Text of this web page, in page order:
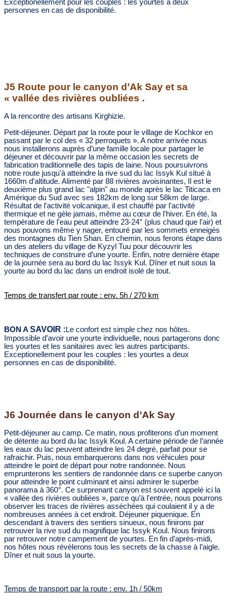
Exceptionellement pour les couples : les yourtes a deux
personnes en cas de disponibilité.
J5 Route pour le canyon d’Ak Say et sa
« vallée des rivières oubliées .
A la rencontre des artisans Kirghizie.
Petit-déjeuner. Départ par la route pour le village de Kochkor en
passant par le col des « 32 perroquets ». A notre arrivée nous
nous installerons auprès d’une famille locale pour partager le
déjeuner et découvrir par la même occasion les secrets de
fabrication traditionnelle des tapis de laine. Nous poursuivrons
notre route jusqu'à atteindre la rive sud du lac Issyk Kul situé à
1660m d'altitude. Alimenté par 88 rivières avoisinantes, Il est le
deuxième plus grand lac "alpin" au monde après le lac Titicaca en
Amérique du Sud avec ses 182km de long sur 58km de large.
Résultat de l'activité volcanique, il est chauffé par l'activité
thermique et ne gèle jamais, même au cœur de l'hiver. En été, la
température de l'eau peut atteindre 23-24° (plus chaud que l'air) et
nous pouvons même y nager, entouré par les sommets enneigés
des montagnes du Tien Shan. En chemin, nous ferons étape dans
un des ateliers du village de Kyzyl Tuu pour découvrir les
techniques de construire d’une yourte. Enfin, notre dernière étape
de la journée sera au bord du lac Issyk Kul. Dîner et nuit sous la
yourte au bord du lac dans un endroit isolé de tout.
Temps de transfert par route : env. 5h / 270 km
BON A SAVOIR : Le confort est simple chez nos hôtes.
Impossible d’avoir une yourte individuelle, nous partagerons donc
les yourtes et les sanitaires avec les autres participants.
Exceptionellement pour les couples : les yourtes a deux
personnes en cas de disponibilité.
J6 Journée dans le canyon d’Ak Say
Petit-déjeuner au camp. Ce matin, nous profiterons d’un moment
de détente au bord du lac Issyk Koul. A certaine période de l’année
les eaux du lac peuvent atteindre les 24 degré, parfait pour se
rafraichir. Puis, nous embarquerons dans nos véhicules pour
atteindre le point de départ pour notre randonnée. Nous
emprunterons les sentiers de randonnée dans ce superbe canyon
pour atteindre le point culminant et ainsi admirer le superbe
panorama à 360°. Ce surprenant canyon est souvent appelé ici la
« vallée des rivières oubliées », parce qu’à l'entrée, nous pourrons
observer les traces de rivières asséchées qui coulaient il y a de
nombreuses années à cet endroit. Déjeuner piquenique. En
descendant à travers des sentiers sinueux, nous finirons par
retrouver la rive sud du magnifique lac Issyk Koul. Nous finirons
par retrouver notre campement de yourtes. En fin d’après-midi,
nos hôtes nous révèlerons tous les secrets de la chasse à l’aigle.
Dîner et nuit sous la yourte.
Temps de transport par la route : env. 1h / 50km